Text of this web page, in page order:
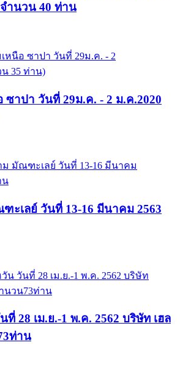
ำนวน 40 ท่าน
ซาปา วันที่ 29ม.ค. - 2 ม.ค.2020
ะเลย์ วันที่ 13-16 มีนาคม 2563
28 เม.ย.-1 พ.ค. 2562 บริษัท เฮล
ท่าน